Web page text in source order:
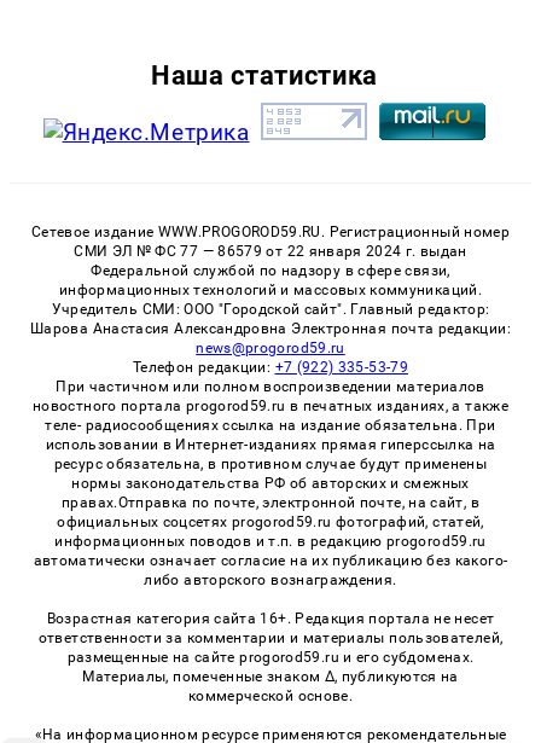
Наша статистика
Сетевое издание WWW.PROGOROD59.RU. Регистрационный номер
СМИ ЭЛ № ФС 77 — 86579 от 22 января 2024 г. выдан
Федеральной службой по надзору в сфере связи,
информационных технологий и массовых коммуникаций.
Учредитель СМИ: ООО "Городской сайт". Главный редактор:
Шарова Анастасия Александровна Электронная почта редакции:
news@progorod59.ru
Телефон редакции: +7 (922) 335-53-79
При частичном или полном воспроизведении материалов
новостного портала progorod59.ru в печатных изданиях, а также
теле- радиосообщениях ссылка на издание обязательна. При
использовании в Интернет-изданиях прямая гиперссылка на
ресурс обязательна, в противном случае будут применены
нормы законодательства РФ об авторских и смежных
правах.Отправка по почте, электронной почте, на сайт, в
официальных соцсетях progorod59.ru фотографий, статей,
информационных поводов и т.п. в редакцию progorod59.ru
автоматически означает согласие на их публикацию без какого-
либо авторского вознаграждения.
Возрастная категория сайта 16+. Редакция портала не несет
ответственности за комментарии и материалы пользователей,
размещенные на сайте progorod59.ru и его субдоменах.
Материалы, помеченные знаком Δ, публикуются на
коммерческой основе.
«На информационном ресурсе применяются рекомендательные